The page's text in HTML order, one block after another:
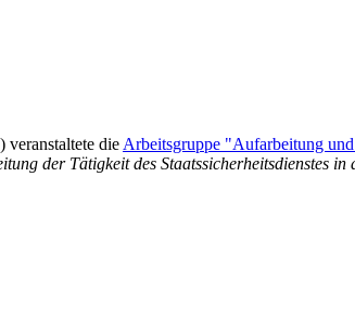
veranstaltete die Arbeitsgruppe "Aufarbeitung
der Tätigkeit des Staatssicherheitsdienstes in